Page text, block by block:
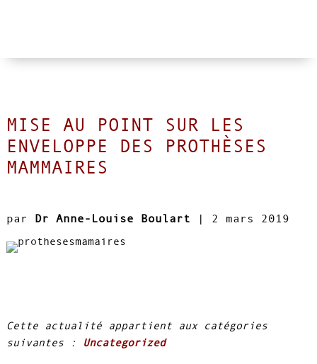
MISE AU POINT SUR LES
ENVELOPPE DES PROTHÈSES
MAMMAIRES
par Dr Anne-Louise Boulart | 2 mars 2019
Cette actualité appartient aux catégories
suivantes :
Uncategorized